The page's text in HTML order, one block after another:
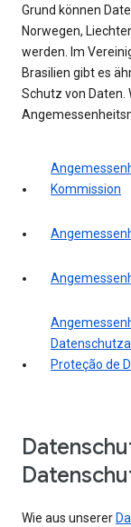
Grund können
Norwegen,
werden. Im
Brasilien gibt es
Schutz von Daten.
Kommission
Proteção de
Wie aus unserer